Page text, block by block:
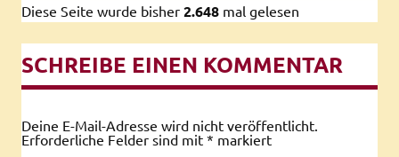
Diese Seite wurde bisher 2.648 mal gelesen
SCHREIBE EINEN KOMMENTAR
Deine E-Mail-Adresse wird nicht veröffentlicht.
Erforderliche Felder sind mit * markiert